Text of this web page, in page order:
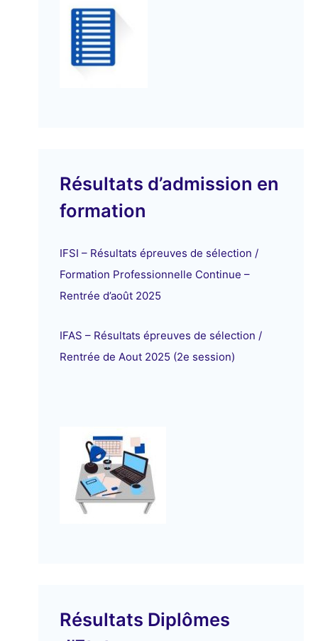
Résultats d’admission en
formation
IFSI – Résultats épreuves de sélection /
Formation Professionnelle Continue –
Rentrée d’août 2025
IFAS – Résultats épreuves de sélection /
Rentrée de Aout 2025 (2e session)
Résultats Diplômes